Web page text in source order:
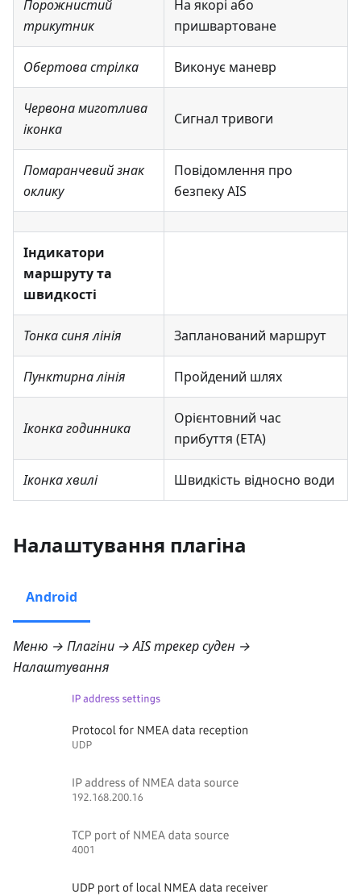
Порожнистий
трикутник
На якорі або
пришвартоване
Обертова стрілка Виконує маневр
Червона миготлива
іконка
Сигнал тривоги
Помаранчевий знак
оклику
Повідомлення про
безпеку AIS
Індикатори
маршруту та
швидкості
Тонка синя лінія Запланований маршрут
Пунктирна лінія Пройдений шлях
Іконка годинника
Орієнтовний час
прибуття (ETA)
Іконка хвилі Швидкість відносно води
Налаштування плагіна
Android
Меню → Плагіни → AIS трекер суден →
Налаштування